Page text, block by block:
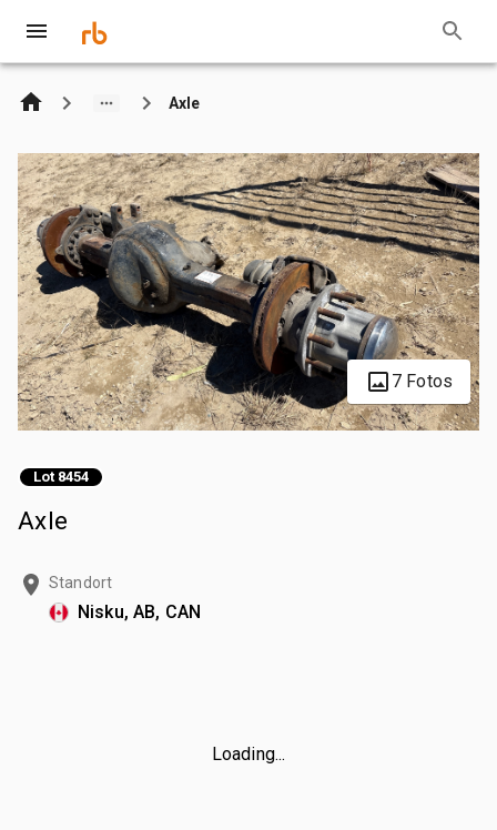
Axle
7 Fotos
Lot 8454
Axle
Standort
Nisku, AB, CAN
Loading...